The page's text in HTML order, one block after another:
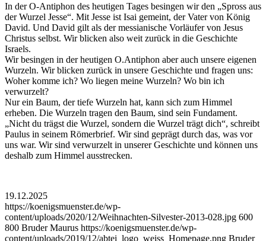
In der O-Antiphon des heutigen Tages besingen wir den „Spross aus
der Wurzel Jesse“. Mit Jesse ist Isai gemeint, der Vater von König
David. Und David gilt als der messianische Vorläufer von Jesus
Christus selbst. Wir blicken also weit zurück in die Geschichte
Israels.
Wir besingen in der heutigen O.Antiphon aber auch unsere eigenen
Wurzeln. Wir blicken zurück in unsere Geschichte und fragen uns:
Woher komme ich? Wo liegen meine Wurzeln? Wo bin ich
verwurzelt?
Nur ein Baum, der tiefe Wurzeln hat, kann sich zum Himmel
erheben. Die Wurzeln tragen den Baum, sind sein Fundament.
„Nicht du trägst die Wurzel, sondern die Wurzel trägt dich“, schreibt
Paulus in seinem Römerbrief. Wir sind geprägt durch das, was vor
uns war. Wir sind verwurzelt in unserer Geschichte und können uns
deshalb zum Himmel ausstrecken.
19.12.2025
https://koenigsmuenster.de/wp-
content/uploads/2020/12/Weihnachten-Silvester-2013-028.jpg 600
800 Bruder Maurus https://koenigsmuenster.de/wp-
content/uploads/2019/12/abtei_logo_weiss_Homepage.png Bruder